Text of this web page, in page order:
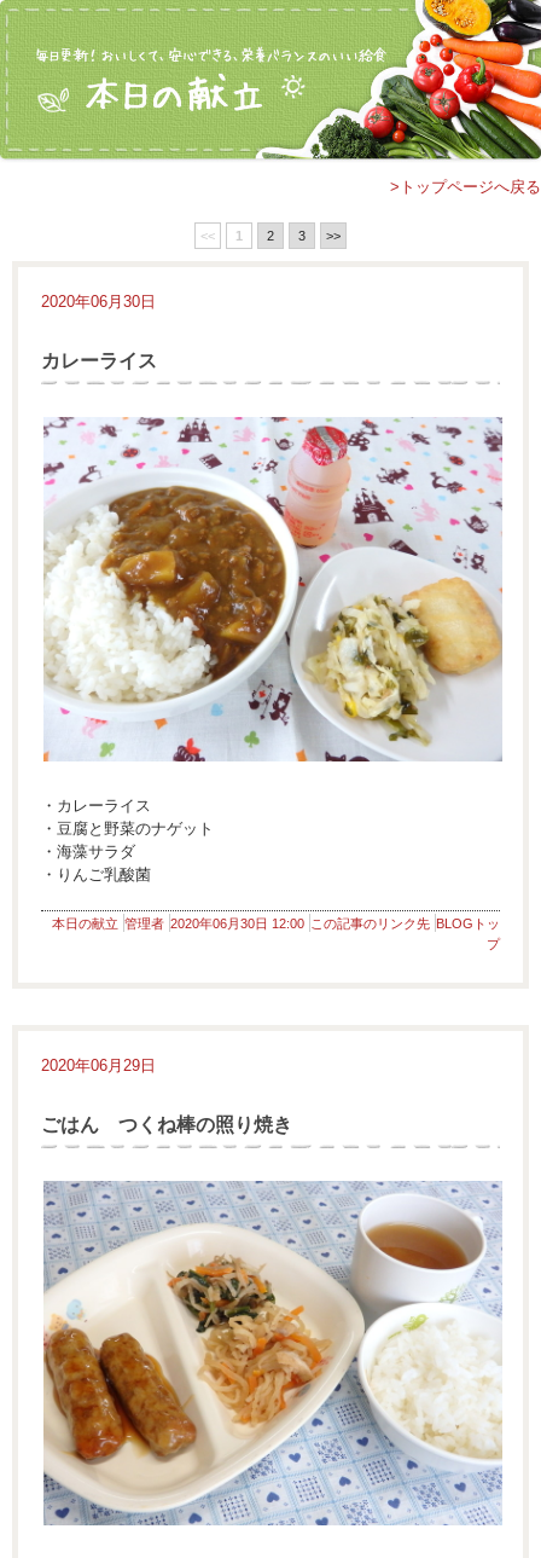
>トップページへ戻る
<< 1 2 3 >>
2020年06月30日
カレーライス
・カレーライス
・豆腐と野菜のナゲット
・海藻サラダ
・りんご乳酸菌
本日の献立 管理者 2020年06月30日 12:00 この記事のリンク先 BLOGトッ
プ
2020年06月29日
ごはん つくね棒の照り焼き